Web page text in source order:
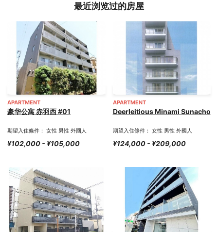
最近浏览过的房屋
APARTMENT
豪华公寓 赤羽西 #01
期望入住條件： 女性 男性 外國人
¥102,000 - ¥105,000
APARTMENT
Deerleitious Minami Sunacho
期望入住條件： 女性 男性 外國人
¥124,000 - ¥209,000